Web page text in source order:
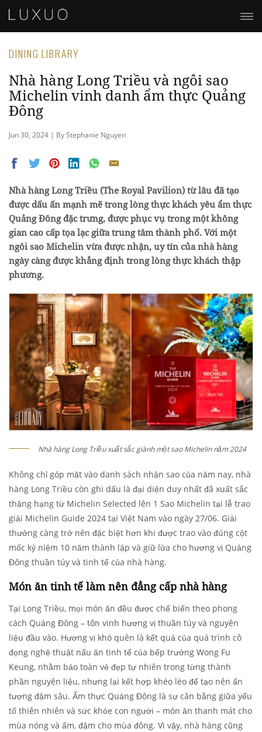
DINING LIBRARY
Nhà hàng Long Triều và ngôi sao
Michelin vinh danh ẩm thực Quảng
Đông
Jun 30, 2024 | By Stephanie Nguyen
Nhà hàng Long Triều (The Royal Pavilion) từ lâu đã tạo
được dấu ấn mạnh mẽ trong lòng thực khách yêu ẩm thực
Quảng Đông đặc trưng, được phục vụ trong một không
gian cao cấp tọa lạc giữa trung tâm thành phố. Với một
ngôi sao Michelin vừa được nhận, uy tín của nhà hàng
ngày càng được khẳng định trong lòng thực khách thập
phương.
Nhà hàng Long Triều xuất sắc giành một sao Michelin năm 2024
Không chỉ góp mặt vào danh sách nhận sao của năm nay, nhà
hàng Long Triều còn ghi dấu là đại diện duy nhất đã xuất sắc
thăng hạng từ Michelin Selected lên 1 Sao Michelin tại lễ trao
giải Michelin Guide 2024 tại Việt Nam vào ngày 27/06. Giải
thưởng càng trở nên đặc biệt hơn khi được trao vào đúng cột
mốc kỷ niệm 10 năm thành lập và giữ lửa cho hương vị Quảng
Đông thuần túy và tinh tế của nhà hàng.
Món ăn tinh tế làm nên đẳng cấp nhà hàng
Tại Long Triều, mọi món ăn đều được chế biến theo phong
cách Quảng Đông – tôn vinh hương vị thuần túy và nguyên
liệu đầu vào. Hương vị khó quên là kết quả của quá trình cô
đọng nghệ thuật nấu ăn tinh tế của bếp trưởng Wong Fu
Keung, nhằm bảo toàn vẻ đẹp tự nhiên trong từng thành
phần nguyên liệu, nhưng lại kết hợp khéo léo để tạo nên ấn
tượng đậm sâu. Ẩm thực Quảng Đông là sự cân bằng giữa yếu
tố thiên nhiên và sức khỏe con người – món ăn thanh mát cho
mùa nóng và ấm, đậm cho mùa đông. Vì vậy, nhà hàng cũng